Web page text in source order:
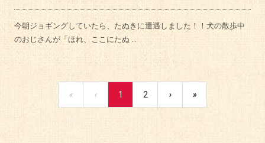
今朝ジョギングしていたら、たぬきに遭遇しました！！犬の散歩中
のおじさんが「ほれ、ここにたぬ ...
« ‹ 1 2 › »